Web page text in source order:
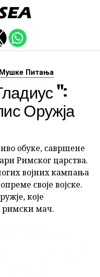
Мушке Питања
":
Оружја
обуке, савршене
Римског царства.
војних кампања
своје војске.
које
римски мач.